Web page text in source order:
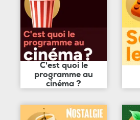
C'est quoi le
programme au
cinéma ?